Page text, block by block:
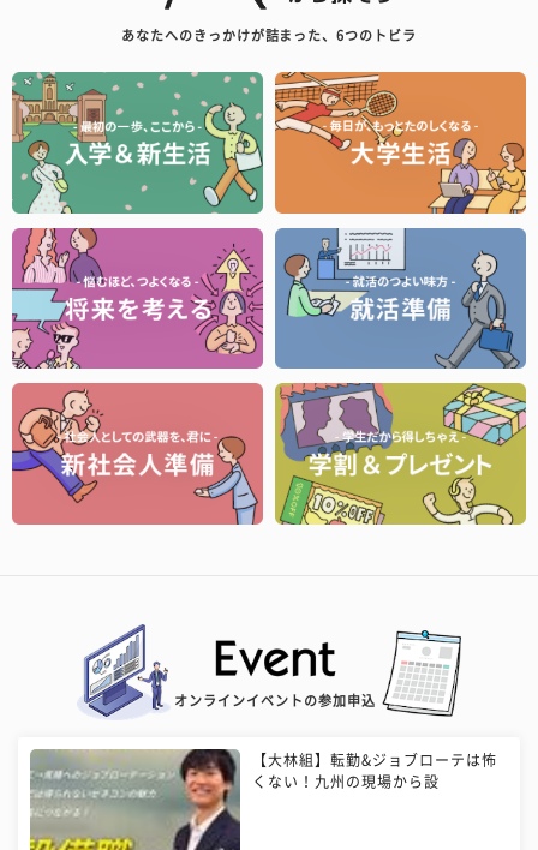
あなたへのきっかけが詰まった、6つのトビラ
オンラインイベントの参加申込
【大林組】転勤&ジョブローテは怖
くない！九州の現場から設